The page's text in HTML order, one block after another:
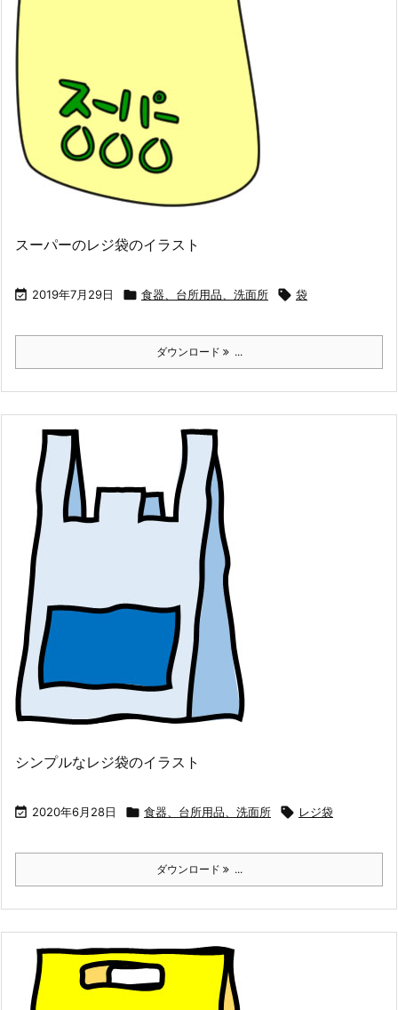
スーパーのレジ袋のイラスト
 2019年7月29日  食器、台所用品、洗面所  袋
ダウンロード ...
シンプルなレジ袋のイラスト
 2020年6月28日  食器、台所用品、洗面所  レジ袋
ダウンロード ...